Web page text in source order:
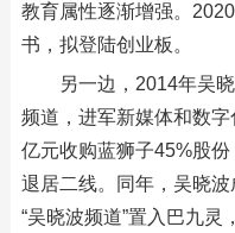
教育属性逐渐增强。
书，拟登陆创业板。
另一边，2014年吴
频道，进军新媒体和数
亿元收购蓝狮子45%股
退居二线。同年，吴晓
“吴晓波频道”置入巴九